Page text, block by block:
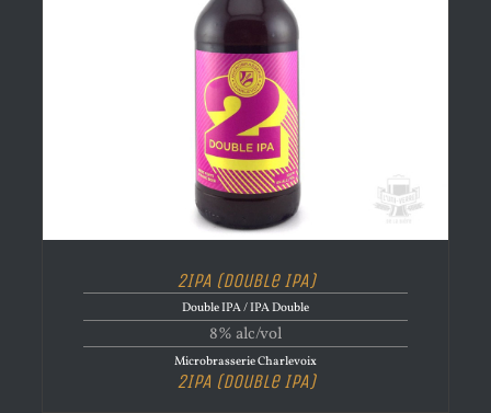
2IPA (Double IPA)
Double IPA / IPA Double
8% alc/vol
Microbrasserie Charlevoix
2IPA (Double IPA)